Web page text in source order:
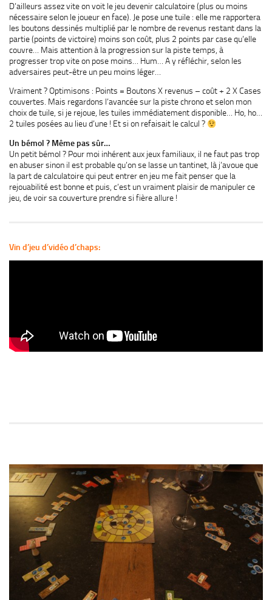
D’ailleurs assez vite on voit le jeu devenir calculatoire (plus ou moins
nécessaire selon le joueur en face). Je pose une tuile : elle me rapportera
les boutons dessinés multiplié par le nombre de revenus restant dans la
partie (points de victoire) moins son coût, plus 2 points par case qu’elle
couvre… Mais attention à la progression sur la piste temps, à
progresser trop vite on pose moins… Hum… A y réfléchir, selon les
adversaires peut-être un peu moins léger…
Vraiment ? Optimisons : Points = Boutons X revenus – coût + 2 X Cases
couvertes. Mais regardons l’avancée sur la piste chrono et selon mon
choix de tuile, si je rejoue, les tuiles immédiatement disponible… Ho, ho…
2 tuiles posées au lieu d’une ! Et si on refaisait le calcul ?
Un bémol ? Même pas sûr…
Un petit bémol ? Pour moi inhérent aux jeux familiaux, il ne faut pas trop
en abuser sinon il est probable qu’on se lasse un tantinet, là j’avoue que
la part de calculatoire qui peut entrer en jeu me fait penser que la
rejouabilité est bonne et puis, c’est un vraiment plaisir de manipuler ce
jeu, de voir sa couverture prendre si fière allure !
Vin d’jeu d’vidéo d’chaps: